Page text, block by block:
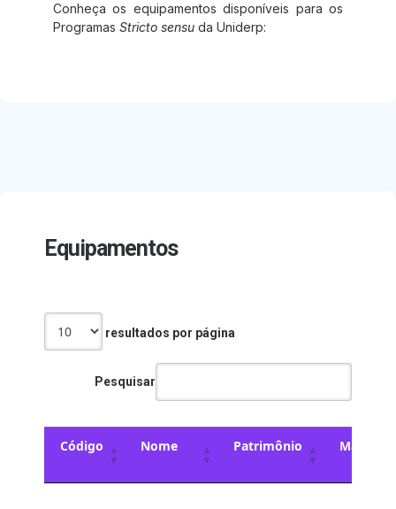
Conheça os equipamentos disponíveis para os
Programas Stricto sensu da Uniderp:
Equipamentos
resultados por página
Pesquisar
Código Nome Patrimônio Marca